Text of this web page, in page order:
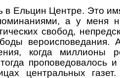
в Ельцин Центре. Это
а у меня
свобод,
вероисповедания.
когда миллионы
проповедовалось
центральных